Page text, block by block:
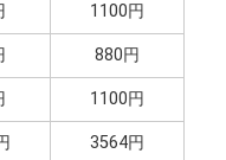
1100円
880円
1100円
3564円